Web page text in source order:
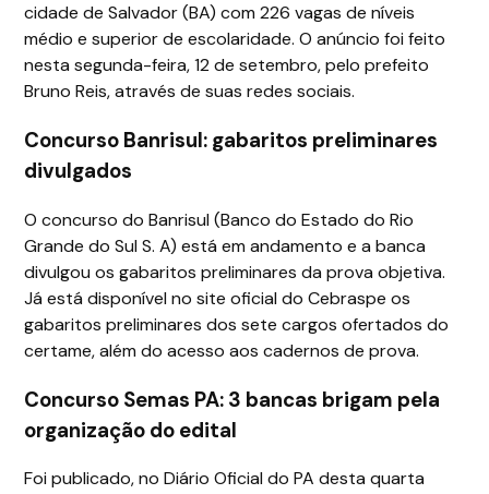
cidade de Salvador (BA) com 226 vagas de níveis
médio e superior de escolaridade. O anúncio foi feito
nesta segunda-feira, 12 de setembro, pelo prefeito
Bruno Reis, através de suas redes sociais.
Concurso Banrisul: gabaritos preliminares
divulgados
O concurso do Banrisul (Banco do Estado do Rio
Grande do Sul S. A) está em andamento e a banca
divulgou os gabaritos preliminares da prova objetiva.
Já está disponível no site oficial do Cebraspe os
gabaritos preliminares dos sete cargos ofertados do
certame, além do acesso aos cadernos de prova.
Concurso Semas PA: 3 bancas brigam pela
organização do edital
Foi publicado, no Diário Oficial do PA desta quarta